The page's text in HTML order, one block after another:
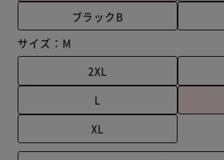
ブラックB
サイズ： M
2XL
L
XL